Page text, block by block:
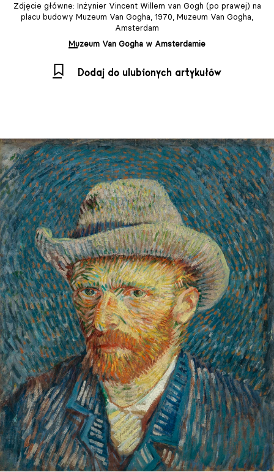
Zdjęcie główne: Inżynier Vincent Willem van Gogh (po prawej) na
placu budowy Muzeum Van Gogha, 1970, Muzeum Van Gogha,
Amsterdam
Muzeum Van Gogha w Amsterdamie
Dodaj do ulubionych artykułów